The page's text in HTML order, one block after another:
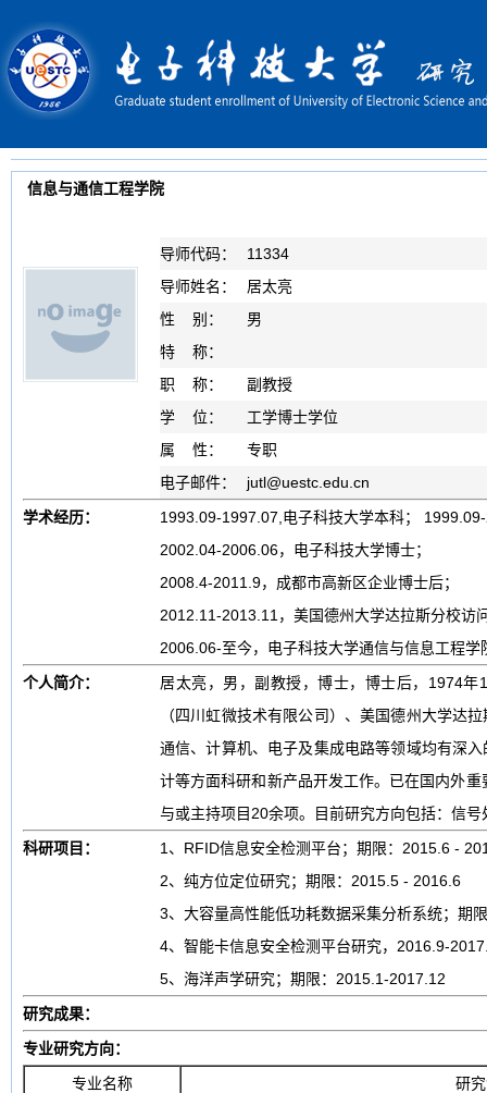
信息与通信工程学院
导师代码：
11334
导师姓名：
居太亮
性 别：
男
特 称：
职 称：
副教授
学 位：
工学博士学位
属 性：
专职
电子邮件：
jutl@uestc.edu.cn
学术经历：
1993.09-1997.07,电子科技大学本科；
2002.04-2006.06，电子科技大学博士；
2008.4-2011.9，成都市高新区企业博士后；
2012.11-2013.11，美国德州大学达拉斯分校访
2006.06-至今，电子科技大学通信与信息工程学
个人简介：
居太亮，男，副教授，博士，博士后，1974
（四川虹微技术有限公司）、美国德州大学达
通信、计算机、电子及集成电路等领域均有深
计等方面科研和新产品开发工作。已在国内外
与或主持项目20余项。目前研究方向包括：信
科研项目：
1、RFID信息安全检测平台；期限：2015.6 -
2、纯方位定位研究；期限：2015.5 - 2016.6
3、大容量高性能低功耗数据采集分析系统；期
4、智能卡信息安全检测平台研究，2016.9-
5、海洋声学研究；期限：2015.1-2017.12
研究成果：
专业研究方向：
专业名称
研